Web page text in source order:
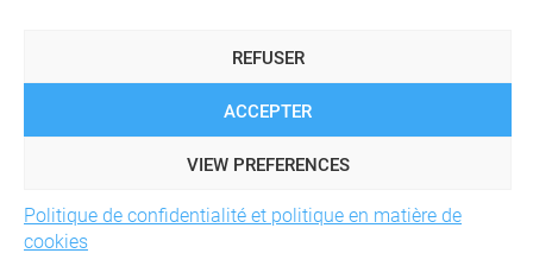
ACCEPTER
REFUSER
VIEW PREFERENCES
Politique de confidentialité et politique en matière de
cookies
POLITIQUE DE TRAITEMENT DES PLAINTES
REGISTRE DES CONFLITS D'INTÉRÊTS
© 2026 Société de services financiers Fonds FMOQ inc.
droits réservés.